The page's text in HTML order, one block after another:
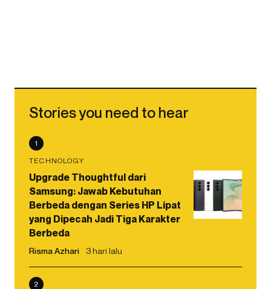
Stories you need to hear
1
TECHNOLOGY
Upgrade Thoughtful dari
Samsung: Jawab Kebutuhan
Berbeda dengan Series HP Lipat
yang Dipecah Jadi Tiga Karakter
Berbeda
Risma Azhari 3 hari lalu
2